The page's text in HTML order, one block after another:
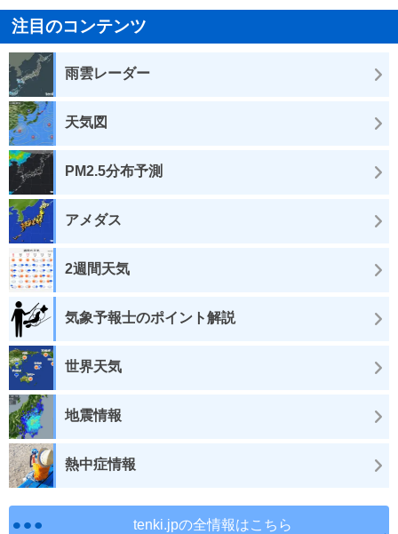
注目のコンテンツ
雨雲レーダー
天気図
PM2.5分布予測
アメダス
2週間天気
気象予報士のポイント解説
世界天気
地震情報
熱中症情報
tenki.jpの全情報はこちら